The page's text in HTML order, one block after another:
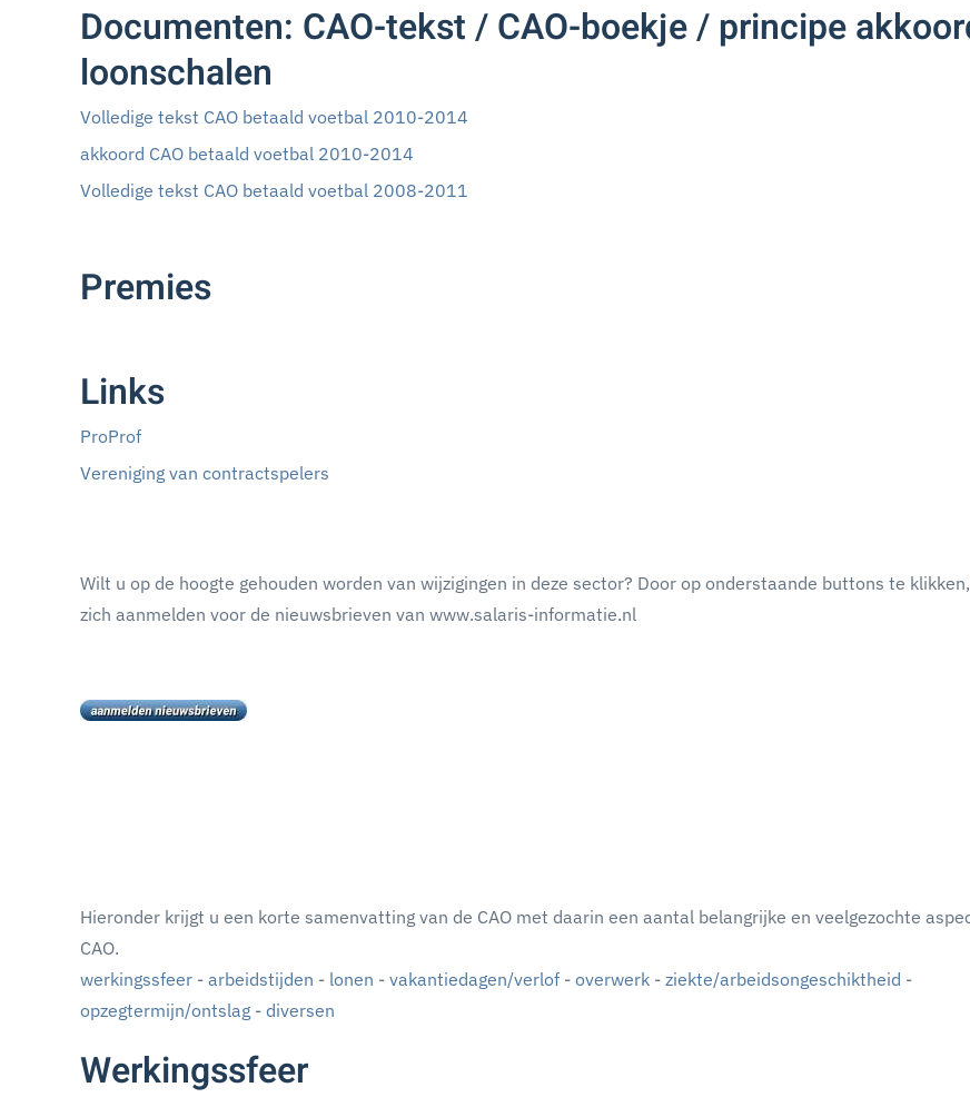
Documenten: CAO-tekst / CAO-boekje / principe
loonschalen
Volledige tekst CAO betaald voetbal 2010-2014
akkoord CAO betaald voetbal 2010-2014
Volledige tekst CAO betaald voetbal 2008-2011
Premies
Links
ProProf
Vereniging van contractspelers
Wilt u op de hoogte gehouden worden van wijzigingen in deze sector? Door op onderstaande buttons te
zich aanmelden voor de nieuwsbrieven van www.salaris-informatie.nl
Hieronder krijgt u een korte samenvatting van de CAO met daarin een aantal belangrijke en veelgezochte
CAO.
werkingssfeer - arbeidstijden - lonen - vakantiedagen/verlof - overwerk - ziekte/arbeidsongeschiktheid -
opzegtermijn/ontslag - diversen
Werkingssfeer